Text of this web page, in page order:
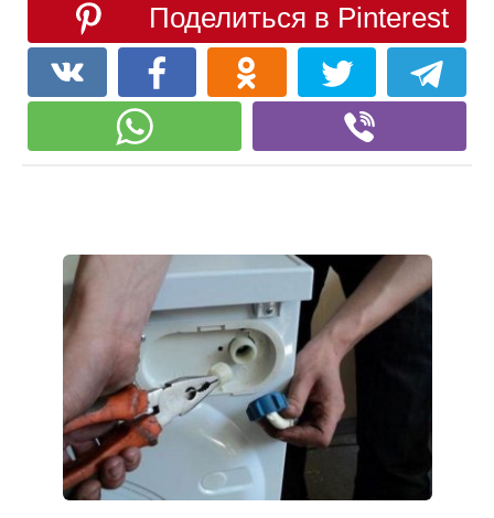
Поделиться в Pinterest